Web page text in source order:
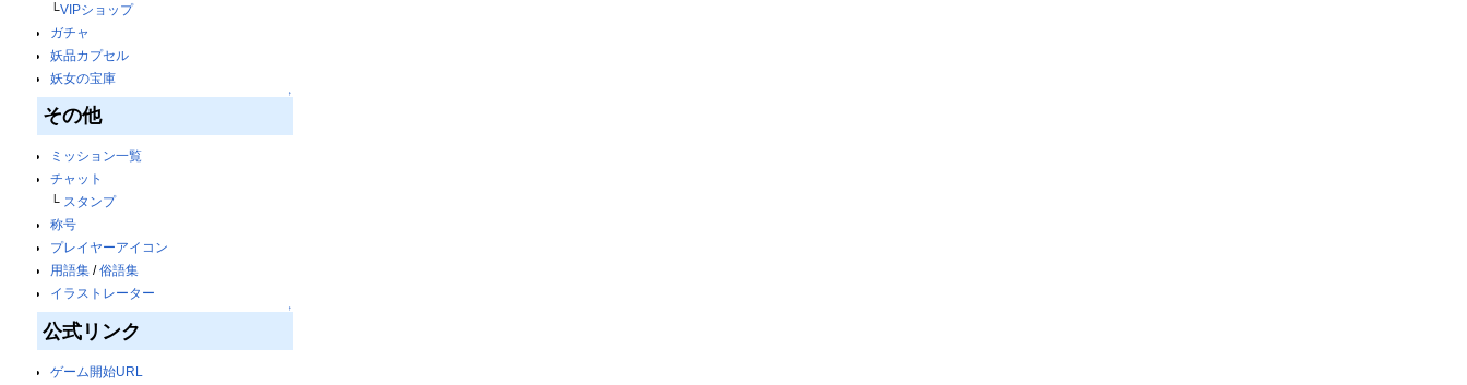
└VIPショップ
ガチャ
妖品カプセル
妖女の宝庫
↑
その他
ミッション一覧
チャット
└ スタンプ
称号
プレイヤーアイコン
用語集/俗語集
イラストレーター
↑
公式リンク
ゲーム開始URL